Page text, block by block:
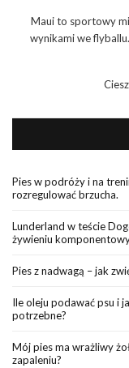
Maui to sportowy
wynikami we
Pies w podróży i na
rozregulować brzucha.
Lunderland w teście
żywieniu
Pies z nadwagą – jak
Ile oleju podawać psu i
potrzebne?
Mój pies ma wrażliwy
zapaleniu?